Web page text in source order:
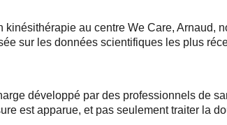
au centre We Care, Arnaud,
sur les données scientifiques les plus
développé par des professionnels de
est apparue, et pas seulement traiter la